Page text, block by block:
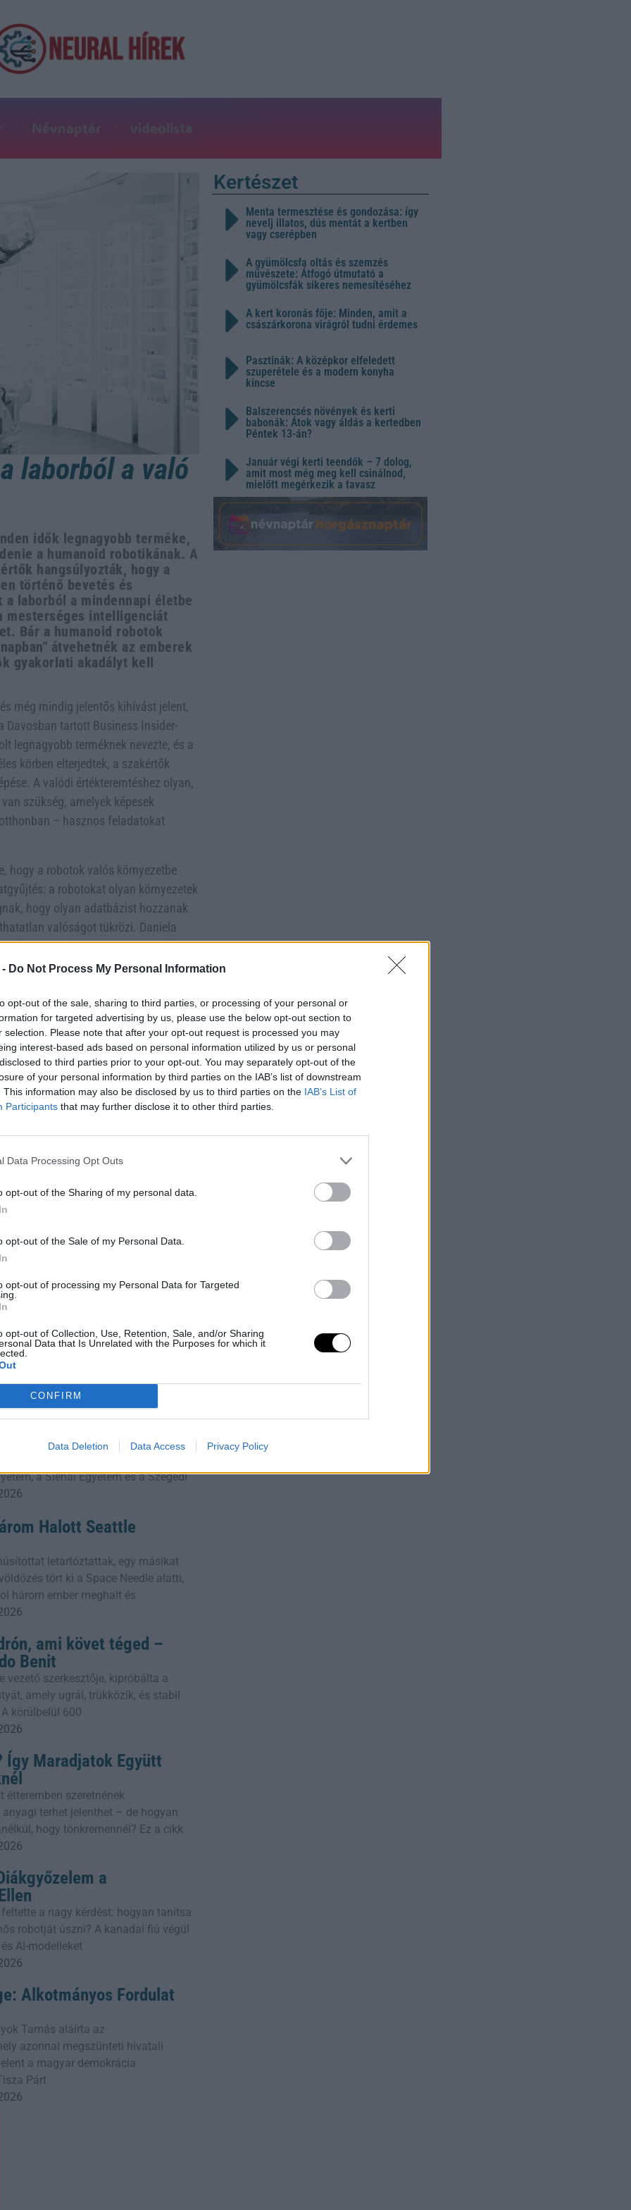
Do Not Process My Personal Information
opt-out of the sale, sharing to third parties, or processing of your personal or
for targeted advertising by us, please use the below opt-out section to
selection. Please note that after your opt-out request is processed you may
interest-based ads based on personal information utilized by us or personal
to third parties prior to your opt-out. You may separately opt-out of the
of your personal information by third parties on the IAB’s list of downstream
This information may also be disclosed by us to third parties on the IAB’s List of
Participants that may further disclose it to other third parties.
Data Processing Opt Outs
opt-out of the Sharing of my personal data.
opt-out of the Sale of my Personal Data.
opt-out of processing my Personal Data for Targeted
opt-out of Collection, Use, Retention, Sale, and/or Sharing
Data that Is Unrelated with the Purposes for which it
CONFIRM
Data Deletion Data Access Privacy Policy
Névnaptár videolista
laborból a való
idők legnagyobb terméke,
a humanoid robotikának. A
hangsúlyozták, hogy a
történő bevetés és
laborból a mindennapi életbe
intelligenciát
Bár a humanoid robotok
átvehetnék az emberek
gyakorlati akadályt kell
még mindig jelentős kihívást jelent,
tartott Business Insider-
legnagyobb terméknek nevezte, és a
körben elterjedtek, a szakértők
A valódi értékteremtéshez olyan,
szükség, amelyek képesek
– hasznos feladatokat
hogy a robotok valós környezetbe
a robotokat olyan környezetek
hogy olyan adatbázist hozzanak
valóságot tükrözi. Daniela
pedig rámutatott a technológiai
addig egy ilyen rendszer
fejlettebb érzékelők és olyan új AI-
lesznek kezelni a korábban nem
hasznos bevetésének egyik
tanulni az emberi munkatársaiktól,
szintű” intelligencia
száz napban átvehetnek bizonyos,
szolgáltatóiparban. A szakértők
emberi irányítása – még mindig
kell lenniük ezzel kapcsolatban. A
hanem a kaotikus,
experts-davos-gecko-robotics-
Szövetsége
úgy ábrázolják, mint egy intenzív
hímivarsejt versenyez egyetlen
a Sienai Egyetem és a Szegedi
Halott Seattle
letartóztattak, egy másikat
tört ki a Space Needle alatti,
három ember meghalt és
ami követ téged –
Benit
vezető szerkesztője, kipróbálta a
amely ugrál, trükközik, és stabil
körülbelül 600
Így Maradjatok Együtt
étteremben szeretnének
terhet jelenthet – de hogyan
hogy tönkremennél? Ez a cikk
a
a nagy kérdést: hogyan tanítsa
robotját úszni? A kanadai fiú végül
AI-modelleket
Alkotmányos Fordulat
Tamás aláírta az
azonnal megszünteti hivatali
a magyar demokrácia
Párt
Kertészet
Menta termesztése és gondozása: így
nevelj illatos, dús mentát a kertben
vagy cserépben
A gyümölcsfa oltás és szemzés
művészete: Átfogó útmutató a
gyümölcsfák sikeres nemesítéséhez
A kert koronás fője: Minden, amit a
császárkorona virágról tudni érdemes
Pasztinák: A középkor elfeledett
szuperétele és a modern konyha
kincse
Balszerencsés növények és kerti
babonák: Átok vagy áldás a kertedben
Péntek 13-án?
Január végi kerti teendők – 7 dolog,
amit most még meg kell csinálnod,
mielőtt megérkezik a tavasz